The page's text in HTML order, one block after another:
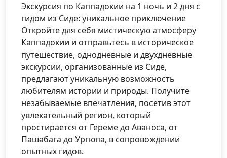
Экскурсия по Каппадокии на 1 ночь и 2 дня с
гидом из Сиде: уникальное приключение
Откройте для себя мистическую атмосферу
Каппадокии и отправьтесь в историческое
путешествие, однодневные и двухдневные
экскурсии, организованные из Сиде,
предлагают уникальную возможность
любителям истории и природы. Получите
незабываемые впечатления, посетив этот
увлекательный регион, который
простирается от Гереме до Аваноса, от
Пашабага до Ургюпа, в сопровождении
опытных гидов.